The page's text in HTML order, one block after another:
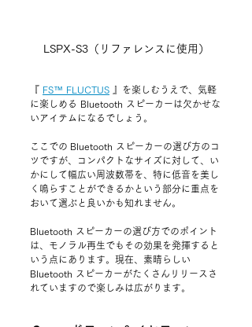
LSPX-S3（リファレンスに使用）
FS™ FLUCTUS
を楽しむうえで、気軽
に楽しめる Bluetooth スピーカーは欠かせな
いアイテムになるでしょう。
ここでの Bluetooth スピーカーの選び方のコ
ツですが、コンパクトなサイズに対して、い
かにして幅広い周波数帯を、特に低音を美し
く鳴らすことができるかという部分に重点を
おいて選ぶと良いかも知れません。
Bluetooth スピーカーの選び方でのポイント
は、モノラル再生でもその効果を発揮すると
いう点にあります。現在、素晴らしい
Bluetooth スピーカーがたくさんリリースさ
れていますので楽しみは広がります。